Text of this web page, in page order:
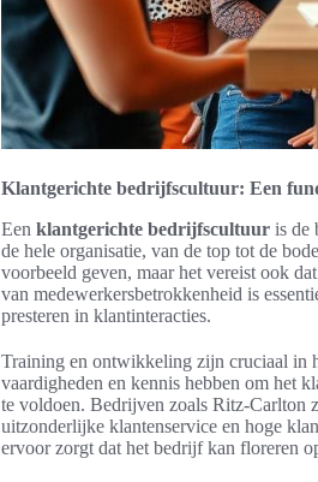
Klantgerichte bedrijfscultuur: Een
Een klantgerichte bedrijfscultuur is de
de hele organisatie, van de top tot de
voorbeeld geven, maar het vereist ook
van medewerkersbetrokkenheid is
presteren in klantinteracties.
Training en ontwikkeling zijn cruciaal in
vaardigheden en kennis hebben om het
te voldoen. Bedrijven zoals Ritz-Carlton
uitzonderlijke klantenservice en hoge
ervoor zorgt dat het bedrijf kan floreren